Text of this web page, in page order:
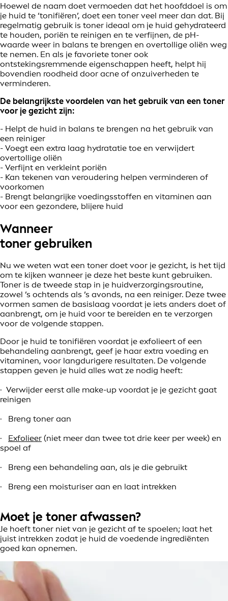
Hoewel de naam doet vermoeden dat het hoofddoel is om
je huid te ‘tonifiëren’, doet een toner veel meer dan dat. Bij
regelmatig gebruik is toner ideaal om je huid gehydrateerd
te houden, poriën te reinigen en te verfijnen, de pH-
waarde weer in balans te brengen en overtollige oliën weg
te nemen. En als je favoriete toner ook
ontstekingsremmende eigenschappen heeft, helpt hij
bovendien roodheid door acne of onzuiverheden te
verminderen.
De belangrijkste voordelen van het gebruik van een toner
voor je gezicht zijn:
- Helpt de huid in balans te brengen na het gebruik van
een reiniger
- Voegt een extra laag hydratatie toe en verwijdert
overtollige oliën
- Verfijnt en verkleint poriën
- Kan tekenen van veroudering helpen verminderen of
voorkomen
- Brengt belangrijke voedingsstoffen en vitaminen aan
voor een gezondere, blijere huid
Wanneer
toner gebruiken
Nu we weten wat een toner doet voor je gezicht, is het tijd
om te kijken wanneer je deze het beste kunt gebruiken.
Toner is de tweede stap in je huidverzorgingsroutine,
zowel ’s ochtends als ’s avonds, na een reiniger. Deze twee
vormen samen de basislaag voordat je iets anders doet of
aanbrengt, om je huid voor te bereiden en te verzorgen
voor de volgende stappen.
Door je huid te tonifiëren voordat je exfolieert of een
behandeling aanbrengt, geef je haar extra voeding en
vitaminen, voor langdurigere resultaten. De volgende
stappen geven je huid alles wat ze nodig heeft:
· Verwijder eerst alle make-up voordat je je gezicht gaat
reinigen
· Breng toner aan
· Exfolieer (niet meer dan twee tot drie keer per week) en
spoel af
· Breng een behandeling aan, als je die gebruikt
· Breng een moisturiser aan en laat intrekken
Moet je toner afwassen?
Je hoeft toner niet van je gezicht af te spoelen; laat het
juist intrekken zodat je huid de voedende ingrediënten
goed kan opnemen.